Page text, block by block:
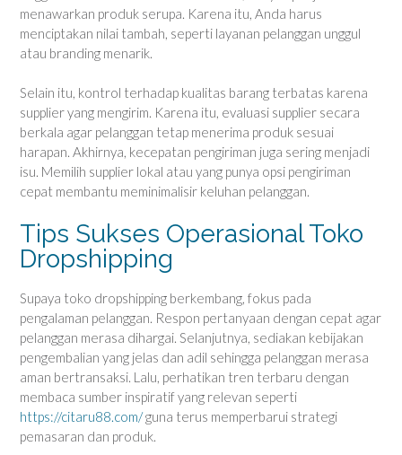
menawarkan produk serupa. Karena itu, Anda harus
menciptakan nilai tambah, seperti layanan pelanggan unggul
atau branding menarik.
Selain itu, kontrol terhadap kualitas barang terbatas karena
supplier yang mengirim. Karena itu, evaluasi supplier secara
berkala agar pelanggan tetap menerima produk sesuai
harapan. Akhirnya, kecepatan pengiriman juga sering menjadi
isu. Memilih supplier lokal atau yang punya opsi pengiriman
cepat membantu meminimalisir keluhan pelanggan.
Tips Sukses Operasional Toko
Dropshipping
Supaya toko dropshipping berkembang, fokus pada
pengalaman pelanggan. Respon pertanyaan dengan cepat agar
pelanggan merasa dihargai. Selanjutnya, sediakan kebijakan
pengembalian yang jelas dan adil sehingga pelanggan merasa
aman bertransaksi. Lalu, perhatikan tren terbaru dengan
membaca sumber inspiratif yang relevan seperti
https://citaru88.com/guna terus memperbarui strategi
pemasaran dan produk.